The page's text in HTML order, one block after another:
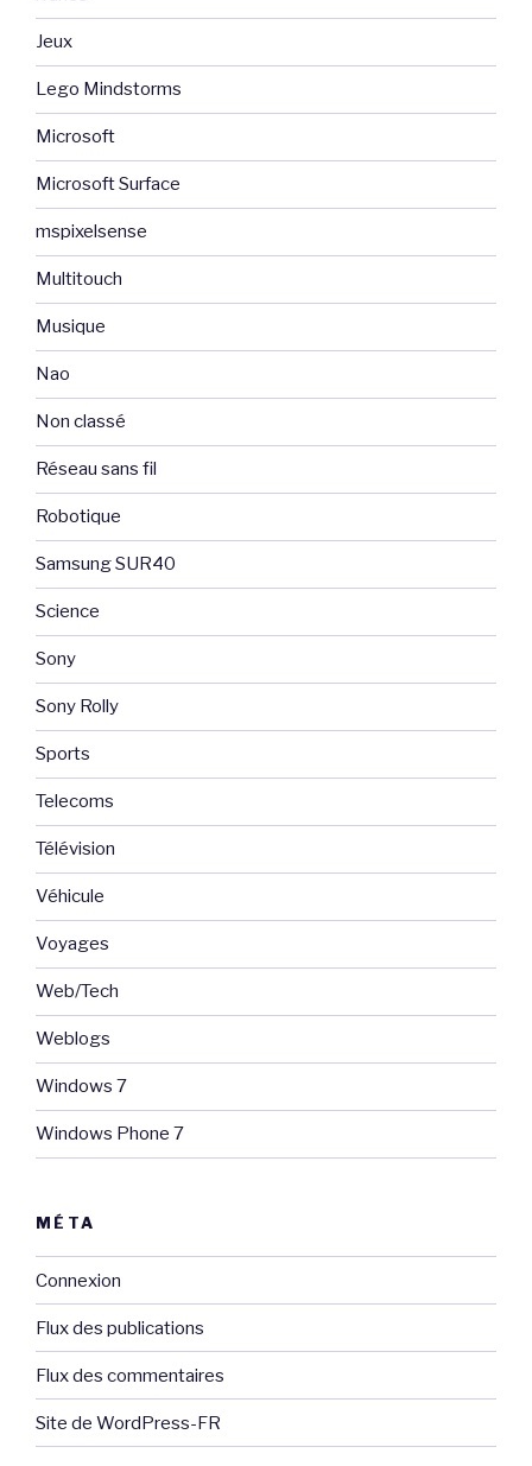
Jeux
Lego Mindstorms
Microsoft
Microsoft Surface
mspixelsense
Multitouch
Musique
Nao
Non classé
Réseau sans fil
Robotique
Samsung SUR40
Science
Sony
Sony Rolly
Sports
Telecoms
Télévision
Véhicule
Voyages
Web/Tech
Weblogs
Windows 7
Windows Phone 7
MÉTA
Connexion
Flux des publications
Flux des commentaires
Site de WordPress-FR